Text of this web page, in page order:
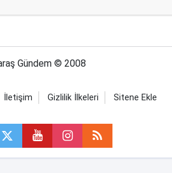
Gündem © 2008
İletişim Gizlilik İlkeleri Sitene Ekle